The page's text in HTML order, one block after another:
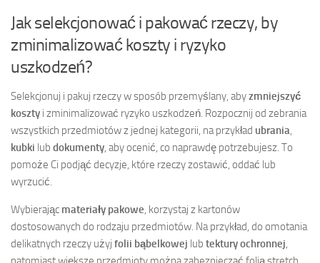
Jak selekcjonować i pakować rzeczy, by
zminimalizować koszty i ryzyko
uszkodzeń?
Selekcjonuj i pakuj rzeczy w sposób przemyślany, abyzmniejszyć
koszty i zminimalizować ryzyko uszkodzeń. Rozpocznij od zebrania
wszystkich przedmiotów z jednej kategorii, na przykład ubrania
kubki lub dokumenty , aby ocenić, co naprawdę potrzebujesz. To
pomoże Ci podjąć decyzje, które rzeczy zostawić, oddać lub
wyrzucić.
Wybierając materiały pakowe , korzystaj z kartonów
dostosowanych do rodzaju przedmiotów. Na przykład, do omotania
delikatnych rzeczy użyj folii bąbelkowej lub tektury ochronnej